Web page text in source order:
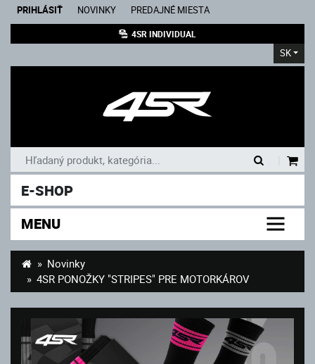
PRIHLÁSIŤ NOVINKY PREDAJNÉ MIESTA
4SR INDIVIDUAL
SK
E-SHOP
MENU
Novinky
4SR PONOŽKY "STRIPES" PRE MOTORKÁROV